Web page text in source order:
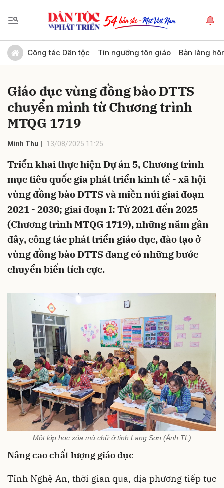
Công tác Dân tộc Tín ngưỡng tôn giáo Bản làng
Giáo dục vùng đồng bào DTTS
chuyển mình từ Chương trình
MTQG 1719
Minh Thu 13/08/2025 11:25
Triển khai thực hiện Dự án 5, Chương trình
mục tiêu quốc gia phát triển kinh tế - xã hội
vùng đồng bào DTTS và miền núi giai đoạn
2021 - 2030; giai đoạn I: Từ 2021 đến 2025
(Chương trình MTQG 1719), những năm gần
đây, công tác phát triển giáo dục, đào tạo ở
vùng đồng bào DTTS đang có những bước
chuyển biến tích cực.
Một lớp học xóa mù chữ ở tỉnh Lạng Sơn (Ảnh TL)
Nâng cao chất lượng giáo dục
Tỉnh Nghệ An, thời gian qua, địa phương tiếp tục
Gửi bình luận